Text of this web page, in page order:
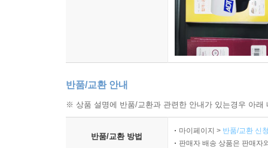
반품/교환 안내
※ 상품 설명에 반품/교환과 관련한 안내가 있는경우 아
반품/교환 방법
마이페이지 > 반품/교환 신
판매자 배송 상품은 판매자